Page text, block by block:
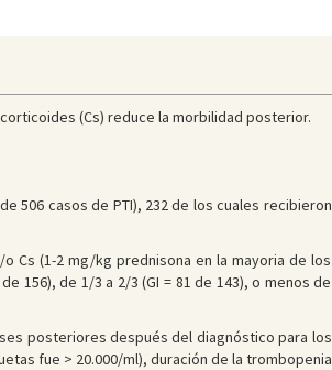
(Cs) reduce la morbilidad posterior.
506 casos de PTI), 232 de los cuales recibieron
Cs (1-2 mg/kg prednisona en la mayoria de los
156), de 1/3 a 2/3 (GI = 81 de 143), o menos de
posteriores después del diagnóstico para los
fue > 20.000/ml), duración de la trombopenia